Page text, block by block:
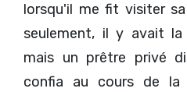
lorsqu'il me fit visiter
seulement, il y avait la
mais un prêtre privé
confia au cours de